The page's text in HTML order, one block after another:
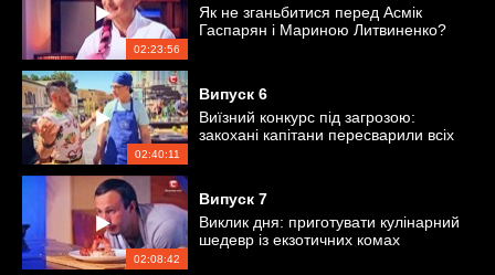
02:23:56
Як не зганьбитися перед Асмік
Гаспарян і Мариною Литвиненко?
02:40:11
Випуск 6
Виїзний конкурс під загрозою:
закохані капітани пересварили всіх
02:08:42
Випуск 7
Виклик дня: приготувати кулінарний
шедевр із екзотичних комах